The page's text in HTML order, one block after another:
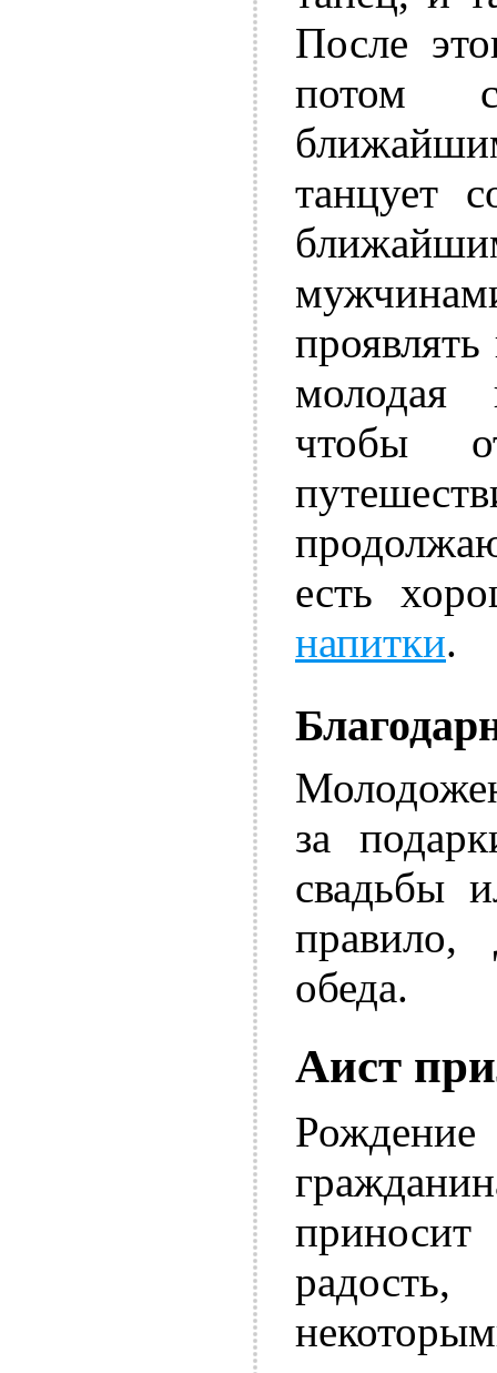
После
потом
танцует
молодая
чтобы
есть
напитки.
за
свадьбы
правило,
обеда.
Аист